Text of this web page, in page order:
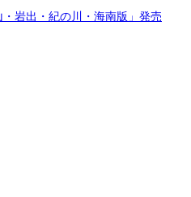
・岩出・紀の川・海南版」発売